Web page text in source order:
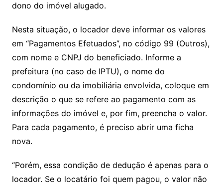
dono do imóvel alugado.
Nesta situação, o locador deve informar os valores
em “Pagamentos Efetuados”, no código 99 (Outros),
com nome e CNPJ do beneficiado. Informe a
prefeitura (no caso de IPTU), o nome do
condomínio ou da imobiliária envolvida, coloque em
descrição o que se refere ao pagamento com as
informações do imóvel e, por fim, preencha o valor.
Para cada pagamento, é preciso abrir uma ficha
nova.
“Porém, essa condição de dedução é apenas para o
locador. Se o locatário foi quem pagou, o valor não